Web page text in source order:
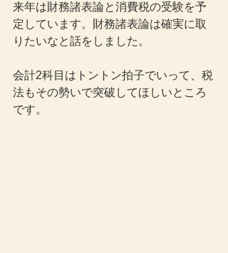
来年は財務諸表論と消費税の受験を予
定しています。財務諸表論は確実に取
りたいなと話をしました。
会計2科目はトントン拍子でいって、税
法もその勢いで突破してほしいところ
です。